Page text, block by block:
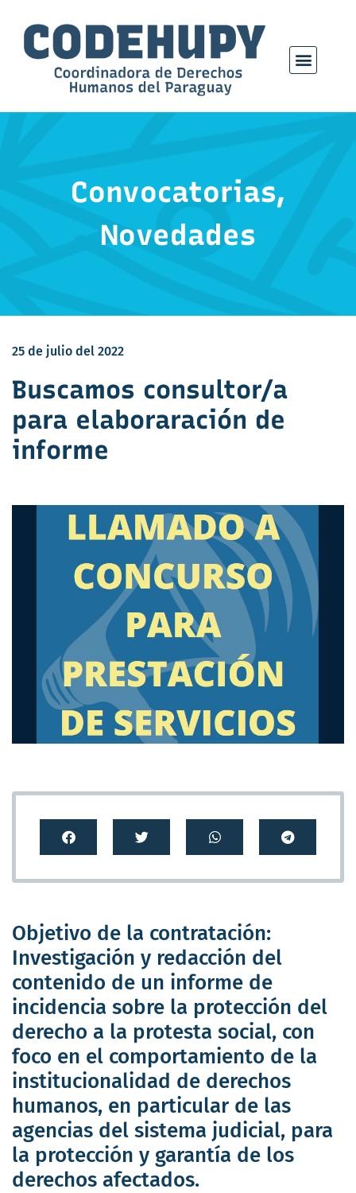
Convocatorias,
Novedades
25 de julio del 2022
Buscamos consultor/a
para elaboraración de
informe
Objetivo de la contratación:
Investigación y redacción del
contenido de un informe de
incidencia sobre la protección del
derecho a la protesta social, con
foco en el comportamiento de la
institucionalidad de derechos
humanos, en particular de las
agencias del sistema judicial, para
la protección y garantía de los
derechos afectados.